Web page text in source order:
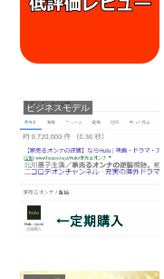
ビジネスモデル